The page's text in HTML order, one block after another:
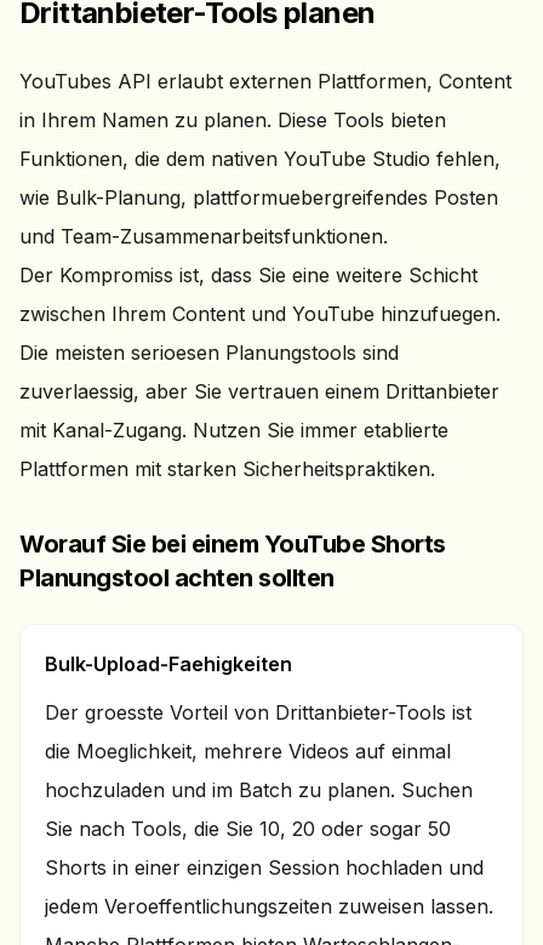
Drittanbieter-Tools planen
YouTubes API erlaubt externen Plattformen, Content
in Ihrem Namen zu planen. Diese Tools bieten
Funktionen, die dem nativen YouTube Studio fehlen,
wie Bulk-Planung, plattformuebergreifendes Posten
und Team-Zusammenarbeitsfunktionen.
Der Kompromiss ist, dass Sie eine weitere Schicht
zwischen Ihrem Content und YouTube hinzufuegen.
Die meisten serioesen Planungstools sind
zuverlaessig, aber Sie vertrauen einem Drittanbieter
mit Kanal-Zugang. Nutzen Sie immer etablierte
Plattformen mit starken Sicherheitspraktiken.
Worauf Sie bei einem YouTube Shorts
Planungstool achten sollten
Bulk-Upload-Faehigkeiten
Der groesste Vorteil von Drittanbieter-Tools ist
die Moeglichkeit, mehrere Videos auf einmal
hochzuladen und im Batch zu planen. Suchen
Sie nach Tools, die Sie 10, 20 oder sogar 50
Shorts in einer einzigen Session hochladen und
jedem Veroeffentlichungszeiten zuweisen lassen.